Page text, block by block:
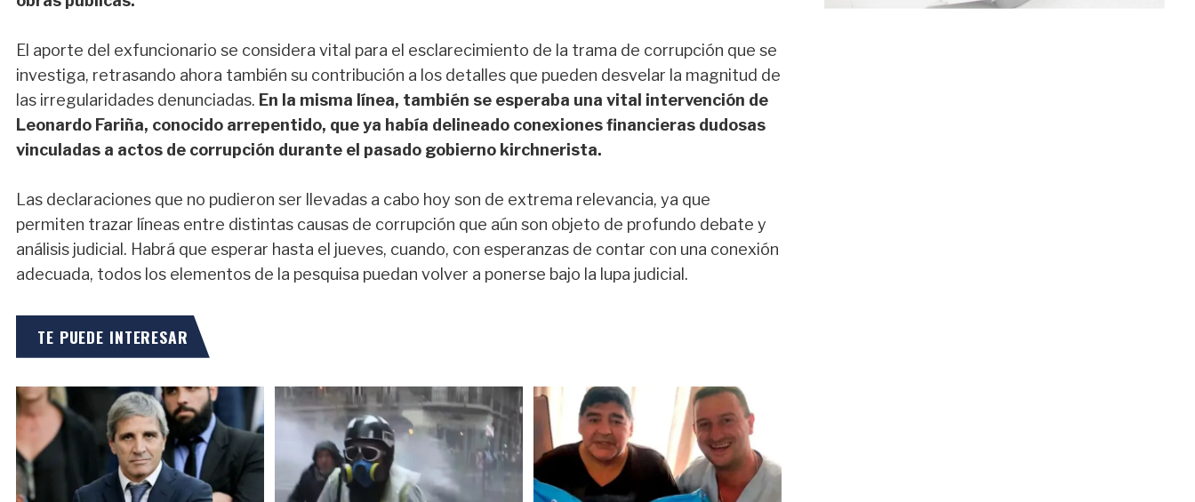
El aporte del exfuncionario se considera vital para el esclarecimiento de la trama de corrupción que se
investiga, retrasando ahora también su contribución a los detalles que pueden desvelar la magnitud de
las irregularidades denunciadas. En la misma línea, también se esperaba una vital intervención de
Leonardo Fariña, conocido arrepentido, que ya había delineado conexiones financieras dudosas
vinculadas a actos de corrupción durante el pasado gobierno kirchnerista.
Las declaraciones que no pudieron ser llevadas a cabo hoy son de extrema relevancia, ya que
permiten trazar líneas entre distintas causas de corrupción que aún son objeto de profundo debate y
análisis judicial. Habrá que esperar hasta el jueves, cuando, con esperanzas de contar con una conexión
adecuada, todos los elementos de la pesquisa puedan volver a ponerse bajo la lupa judicial.
TE PUEDE INTERESAR